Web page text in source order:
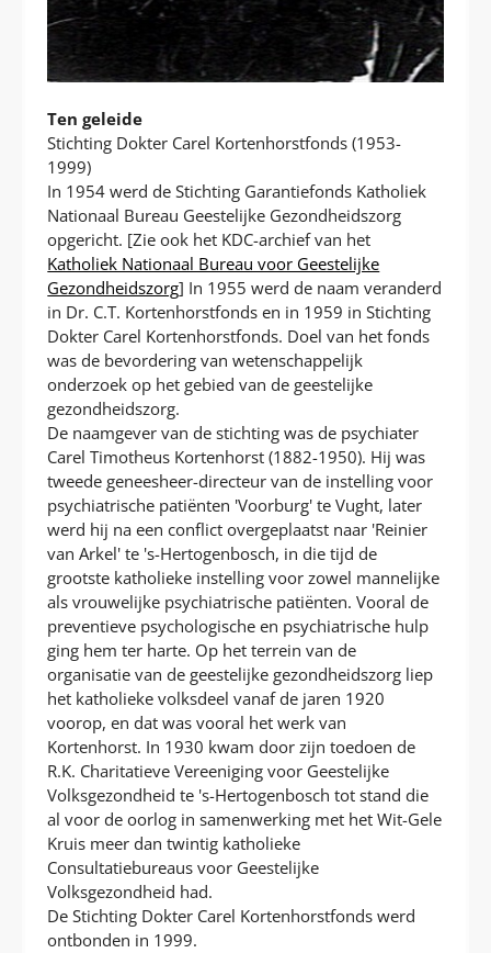
Ten geleide
Stichting Dokter Carel Kortenhorstfonds (1953-
1999)
In 1954 werd de Stichting Garantiefonds Katholiek
Nationaal Bureau Geestelijke Gezondheidszorg
opgericht. [Zie ook het KDC-archief van het
Katholiek Nationaal Bureau voor Geestelijke
Gezondheidszorg] In 1955 werd de naam veranderd
in Dr. C.T. Kortenhorstfonds en in 1959 in Stichting
Dokter Carel Kortenhorstfonds. Doel van het fonds
was de bevordering van wetenschappelijk
onderzoek op het gebied van de geestelijke
gezondheidszorg.
De naamgever van de stichting was de psychiater
Carel Timotheus Kortenhorst (1882-1950). Hij was
tweede geneesheer-directeur van de instelling voor
psychiatrische patiënten 'Voorburg' te Vught, later
werd hij na een conflict overgeplaatst naar 'Reinier
van Arkel' te 's-Hertogenbosch, in die tijd de
grootste katholieke instelling voor zowel mannelijke
als vrouwelijke psychiatrische patiënten. Vooral de
preventieve psychologische en psychiatrische hulp
ging hem ter harte. Op het terrein van de
organisatie van de geestelijke gezondheidszorg liep
het katholieke volksdeel vanaf de jaren 1920
voorop, en dat was vooral het werk van
Kortenhorst. In 1930 kwam door zijn toedoen de
R.K. Charitatieve Vereeniging voor Geestelijke
Volksgezondheid te 's-Hertogenbosch tot stand die
al voor de oorlog in samenwerking met het Wit-Gele
Kruis meer dan twintig katholieke
Consultatiebureaus voor Geestelijke
Volksgezondheid had.
De Stichting Dokter Carel Kortenhorstfonds werd
ontbonden in 1999.